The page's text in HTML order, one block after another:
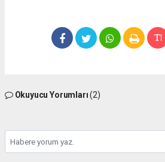
Okuyucu Yorumları(2)